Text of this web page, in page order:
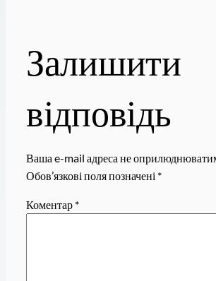
Залишити
відповідь
Ваша e-mail адреса не
Обов’язкові поля позначені *
Коментар *